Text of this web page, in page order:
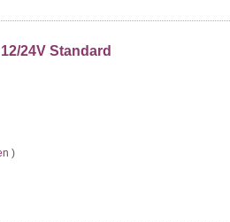
24V Standard
)